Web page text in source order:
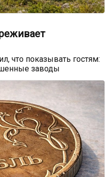
что показывать гостям:
заводы